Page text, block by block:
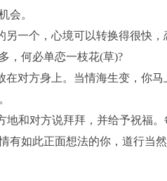
会。
一个，心境可以转换得很快，
，何必单恋一枝花(草)?
对方身上。当情海生变，你马
和对方说拜拜，并给予祝福。
有如此正面想法的你，道行当